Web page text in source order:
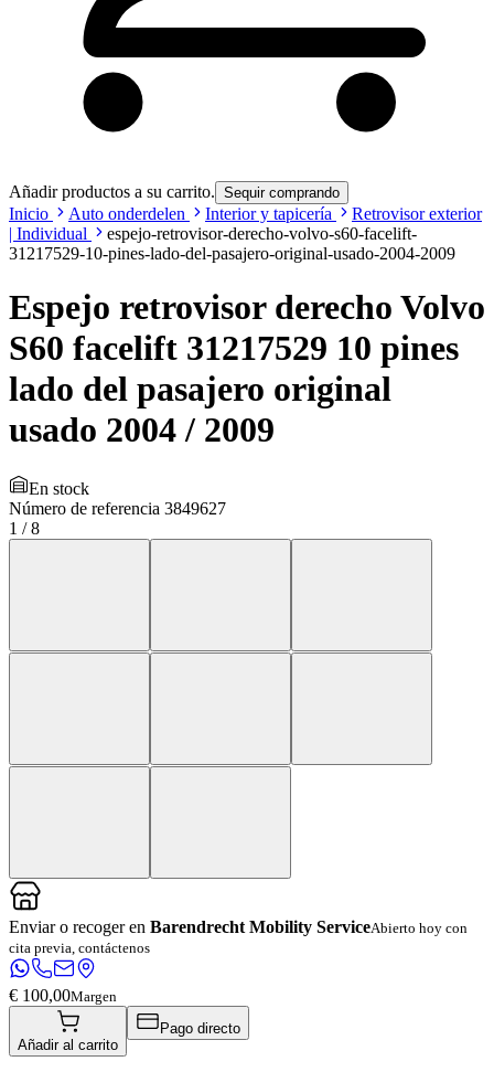
Añadir productos a su carrito. Sequir comprando
Inicio Auto onderdelen Interior y tapicería
Retrovisor exterior
| Individual
espejo-retrovisor-derecho-volvo-s60-facelift-
31217529-10-pines-lado-del-pasajero-original-usado-2004-2009
Espejo retrovisor derecho Volvo
S60 facelift 31217529 10 pines
lado del pasajero original
usado 2004 / 2009
En stock
Número de referencia 3849627
1 /8
Enviar o recoger en Barendrecht Mobility ServiceAbierto hoy con
cita previa, contáctenos
€ 100,00Margen
Añadir al carrito
Pago directo